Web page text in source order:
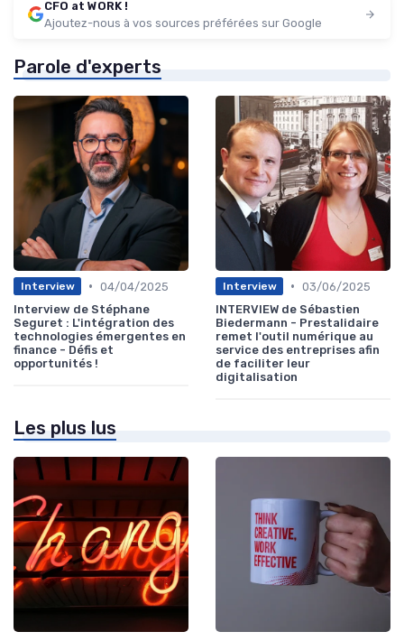
CFO at WORK !
Ajoutez-nous à vos sources préférées sur Google
Parole d'experts
Interview • 04/04/2025
Interview de Stéphane
Seguret : L'intégration des
technologies émergentes en
finance - Défis et
opportunités !
Interview • 03/06/2025
INTERVIEW de Sébastien
Biedermann - Prestalidaire
remet l'outil numérique au
service des entreprises afin
de faciliter leur
digitalisation
Les plus lus